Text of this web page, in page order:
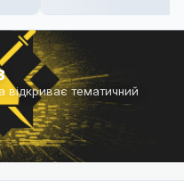
відкриває тематичний